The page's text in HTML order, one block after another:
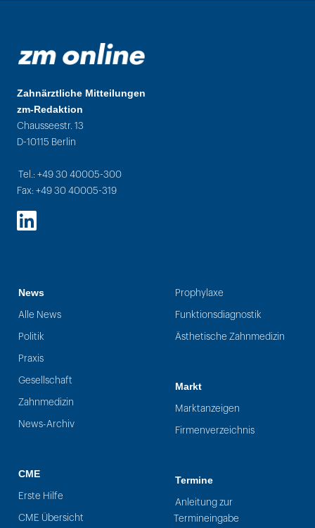
Zahnärztliche Mitteilungen
zm-Redaktion
Chausseestr. 13
D-10115 Berlin
Tel.: +49 30 40005-300
Fax: +49 30 40005-319
LinkedIn
News
Alle News
Politik
Praxis
Gesellschaft
Zahnmedizin
News-Archiv
CME
Erste Hilfe
CME Übersicht
Prophylaxe
Funktionsdiagnostik
Ästhetische Zahnmedizin
Markt
Marktanzeigen
Firmenverzeichnis
Termine
Anleitung zur
Termineingabe